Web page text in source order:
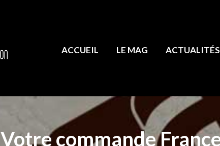
ACCUEIL LE MAG ACTUALITÉS
Votre commande